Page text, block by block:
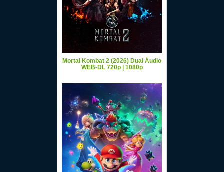
Mortal Kombat 2 (2026) Dual Áudio
WEB-DL 720p | 1080p